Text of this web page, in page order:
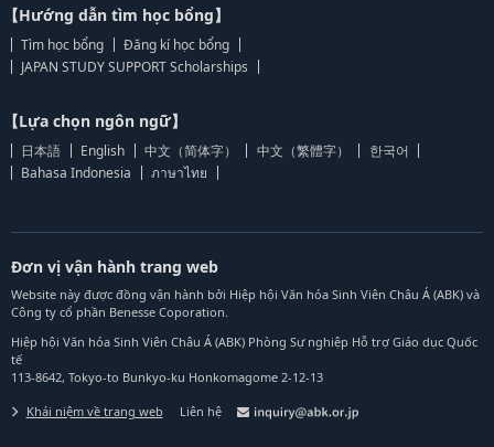
【Hướng dẫn tìm học bổng】
Tìm học bổng
Đăng kí học bổng
JAPAN STUDY SUPPORT Scholarships
【Lựa chọn ngôn ngữ】
日本語 English 中文（简体字） 中文（繁體字）
한국어
Bahasa Indonesia
ภาษาไทย
Đơn vị vận hành trang web
Website này được đồng vận hành bởi Hiệp hội Văn hóa Sinh Viên Châu Á (ABK) và
Công ty cổ phần Benesse Coporation.
Hiệp hội Văn hóa Sinh Viên Châu Á (ABK) Phòng Sự nghiệp Hỗ trợ Giáo dục Quốc
tế
113-8642, Tokyo-to Bunkyo-ku Honkomagome 2-12-13
Khái niệm về trang web Liên hệ